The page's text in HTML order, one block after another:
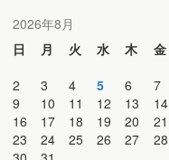
2026年8月
日
月 火 水 木 金
2
3 4 5 6 7
9
10 11 12 13 14
16
17 18 19 20 21
23
24 25 26 27 28